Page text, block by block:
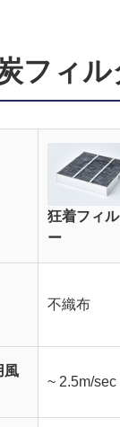
フィ
狂着フィ
ー
不織布
風
~ 2.5m/sec